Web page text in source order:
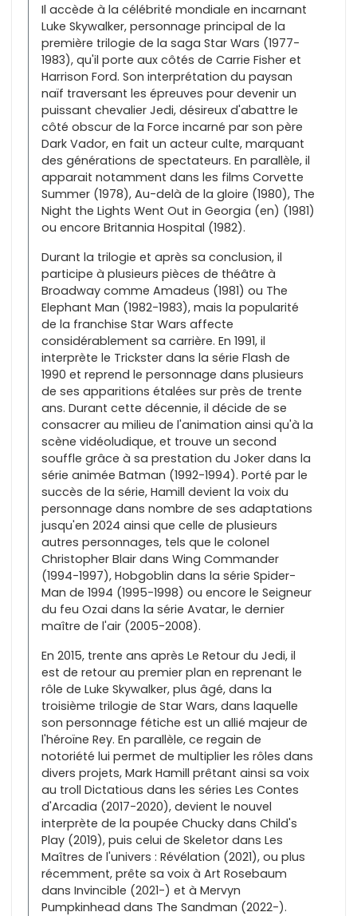
Il accède à la célébrité mondiale en incarnant
Luke Skywalker, personnage principal de la
première trilogie de la saga Star Wars (1977-
1983), qu'il porte aux côtés de Carrie Fisher et
Harrison Ford. Son interprétation du paysan
naïf traversant les épreuves pour devenir un
puissant chevalier Jedi, désireux d'abattre le
côté obscur de la Force incarné par son père
Dark Vador, en fait un acteur culte, marquant
des générations de spectateurs. En parallèle, il
apparait notamment dans les films Corvette
Summer (1978), Au-delà de la gloire (1980), The
Night the Lights Went Out in Georgia (en) (1981)
ou encore Britannia Hospital (1982).
Durant la trilogie et après sa conclusion, il
participe à plusieurs pièces de théâtre à
Broadway comme Amadeus (1981) ou The
Elephant Man (1982-1983), mais la popularité
de la franchise Star Wars affecte
considérablement sa carrière. En 1991, il
interprète le Trickster dans la série Flash de
1990 et reprend le personnage dans plusieurs
de ses apparitions étalées sur près de trente
ans. Durant cette décennie, il décide de se
consacrer au milieu de l'animation ainsi qu'à la
scène vidéoludique, et trouve un second
souffle grâce à sa prestation du Joker dans la
série animée Batman (1992-1994). Porté par le
succès de la série, Hamill devient la voix du
personnage dans nombre de ses adaptations
jusqu'en 2024 ainsi que celle de plusieurs
autres personnages, tels que le colonel
Christopher Blair dans Wing Commander
(1994-1997), Hobgoblin dans la série Spider-
Man de 1994 (1995-1998) ou encore le Seigneur
du feu Ozai dans la série Avatar, le dernier
maître de l'air (2005-2008).
En 2015, trente ans après Le Retour du Jedi, il
est de retour au premier plan en reprenant le
rôle de Luke Skywalker, plus âgé, dans la
troisième trilogie de Star Wars, dans laquelle
son personnage fétiche est un allié majeur de
l'héroïne Rey. En parallèle, ce regain de
notoriété lui permet de multiplier les rôles dans
divers projets, Mark Hamill prêtant ainsi sa voix
au troll Dictatious dans les séries Les Contes
d'Arcadia (2017-2020), devient le nouvel
interprète de la poupée Chucky dans Child's
Play (2019), puis celui de Skeletor dans Les
Maîtres de l'univers : Révélation (2021), ou plus
récemment, prête sa voix à Art Rosebaum
dans Invincible (2021-) et à Mervyn
Pumpkinhead dans The Sandman (2022-).